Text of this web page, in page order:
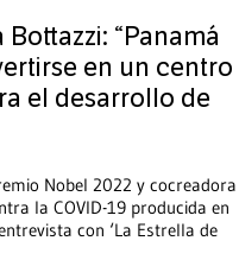
“Panamá
en un centro
el desarrollo de
Nobel 2022 y cocreadora
la COVID-19 producida en
con ‘La Estrella de